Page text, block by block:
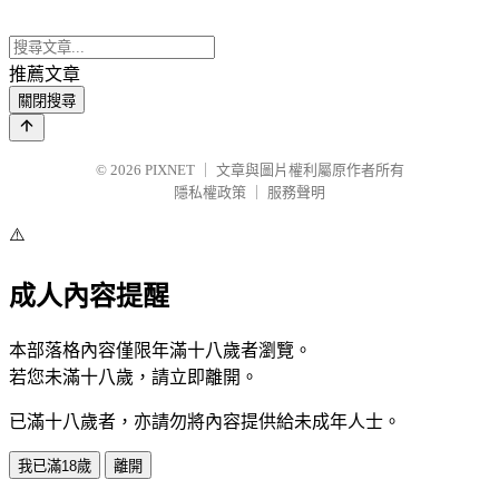
推薦文章
關閉搜尋
© 2026 PIXNET
文章與圖片權利屬原作者所有
隱私權政策
服務聲明
⚠️
成人內容提醒
本部落格內容僅限年滿十八歲者瀏覽。
若您未滿十八歲，請立即離開。
已滿十八歲者，亦請勿將內容提供給未成年人士。
我已滿18歲 離開